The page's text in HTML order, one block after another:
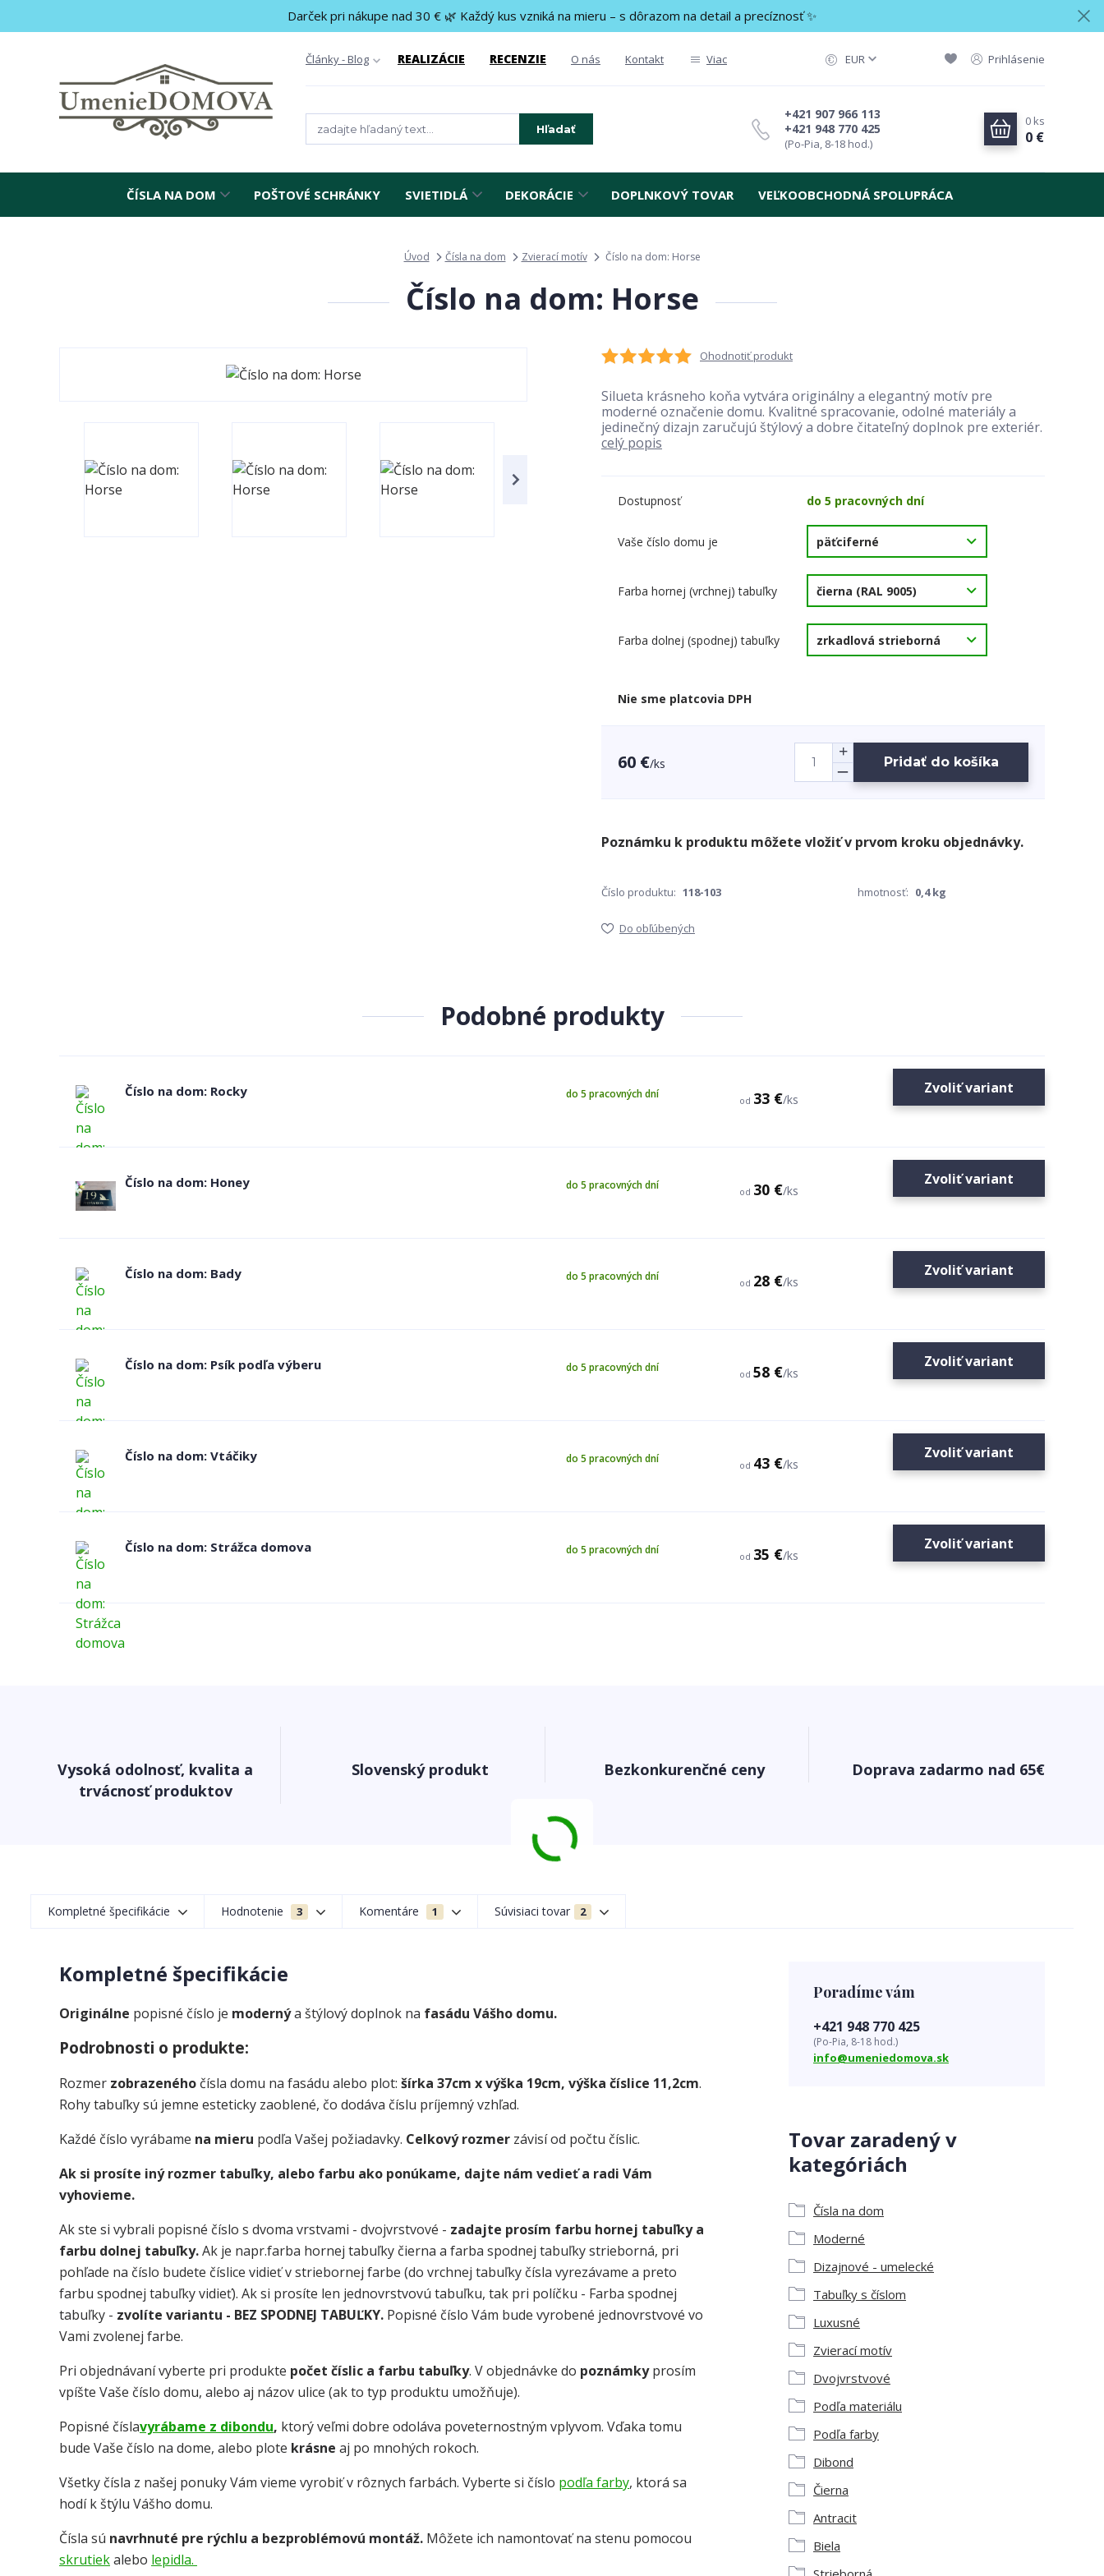
Darček pri nákupe nad 30 € 🌿 Každý kus vzniká na mieru – s dôrazom na detail a precíznosť ✨
Články - Blog REALIZÁCIE RECENZIE O nás Kontakt Viac EUR Prihlásenie
Hľadať +421 948 770 425
+421 907 966 113
(Po-Pia, 8-18 hod.)
0 ks
0 €
ČÍSLA NA DOM POŠTOVÉ SCHRÁNKY SVIETIDLÁ DEKORÁCIE DOPLNKOVÝ TOVAR VEĽKOOBCHODNÁ SPOLUPRÁCA
Úvod Čísla na dom Zvierací motív Číslo na dom: Horse
Číslo na dom: Horse
Ohodnotiť produkt
Silueta krásneho koňa vytvára originálny a elegantný motív pre
moderné označenie domu. Kvalitné spracovanie, odolné materiály a
jedinečný dizajn zaručujú štýlový a dobre čitateľný doplnok pre exteriér.
celý popis
Dostupnosť do 5 pracovných dní
Vaše číslo domu je
Farba hornej (vrchnej) tabuľky
Farba dolnej (spodnej) tabuľky
Nie sme platcovia DPH
60 €/ks Pridať do košíka
Číslo produktu: 118-103 hmotnosť: 0,4 kg
Do obľúbených
Podobné produkty
Číslo na dom: Rocky
od 33 €/ks
do 5 pracovných dní Zvoliť variant
Číslo na dom: Honey
od 30 €/ks
do 5 pracovných dní Zvoliť variant
Číslo na dom: Bady
od 28 €/ks
do 5 pracovných dní Zvoliť variant
Číslo na dom: Psík podľa výberu
od 58 €/ks
do 5 pracovných dní Zvoliť variant
Číslo na dom: Vtáčiky
od 43 €/ks
do 5 pracovných dní Zvoliť variant
Číslo na dom: Strážca domova
od 35 €/ks
do 5 pracovných dní Zvoliť variant
Vysoká odolnosť, kvalita a
trvácnosť produktov
Slovenský produkt Bezkonkurenčné ceny Doprava zadarmo nad 65€
Kompletné špecifikácie Hodnotenie 3 Komentáre 1 Súvisiaci tovar 2
Kompletné špecifikácie
Originálne popisné číslo je modernýa štýlový doplnok na fasádu Vášho domu.
Podrobnosti o produkte:
Rozmer zobrazeného čísla domu na fasádu alebo plot: šírka 37cm x výška 19cm, výška číslice 11,2cm.
Rohy tabuľky sú jemne esteticky zaoblené, čo dodáva číslu príjemný vzhľad.
Každé číslo vyrábame na mieru podľa Vašej požiadavky. Celkový rozmer závisí od počtu číslic.
Ak si prosíte iný rozmer tabuľky, alebo farbu ako ponúkame, dajte nám vedieť a radi Vám
vyhovieme.
Ak ste si vybrali popisné číslo s dvoma vrstvami - dvojvrstvové - zadajte prosím farbu hornej tabuľky a
farbu dolnej tabuľky.Ak je napr.farba hornej tabuľky čierna a farba spodnej tabuľky strieborná, pri
pohľade na číslo budete číslice vidieť v striebornej farbe (do vrchnej tabuľky čísla vyrezávame a preto
farbu spodnej tabuľky vidieť). Ak si prosíte len jednovrstvovú tabuľku, tak pri políčku - Farba spodnej
tabuľky - zvolíte variantu - BEZ SPODNEJ TABUĽKY. Popisné číslo Vám bude vyrobené jednovrstvové vo
Vami zvolenej farbe.
Pri objednávaní vyberte pri produkte počet číslic a farbu tabuľky. V objednávke do poznámkyprosím
vpíšte Vaše číslo domu, alebo aj názov ulice (ak to typ produktu umožňuje).
Popisné číslavyrábame z dibondu, ktorý veľmi dobre odoláva poveternostným vplyvom. Vďaka tomu
bude Vaše číslo na dome, alebo plote krásne aj po mnohých rokoch.
Všetky čísla z našej ponuky Vám vieme vyrobiť v rôznych farbách. Vyberte si číslo podľa farby, ktorá sa
hodí k štýlu Vášho domu.
Čísla sú navrhnuté pre rýchlu a bezproblémovú montáž. Môžete ich namontovať na stenu pomocou
skrutiekalebo lepidla.
Tovar zaradený v
kategóriách
Čísla na dom
Moderné
Dizajnové - umelecké
Tabuľky s číslom
Luxusné
Zvierací motív
Dvojvrstvové
Podľa materiálu
Podľa farby
Dibond
Čierna
Antracit
Biela
Poradíme vám
+421 948 770 425
(Po-Pia, 8-18 hod.)
info@umeniedomova.sk